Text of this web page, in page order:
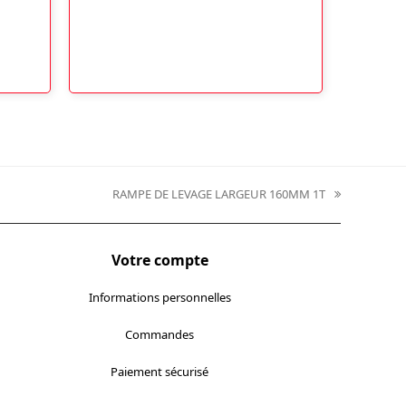
next
post:
RAMPE DE LEVAGE LARGEUR 160MM 1T
Votre compte
Informations personnelles
Commandes
Paiement sécurisé